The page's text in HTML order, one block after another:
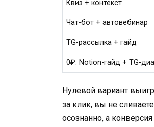
Квиз + контекст
Чат-бот + автовебинар
TG-рассылка + гайд
0₽: Notion-гайд + TG-
Нулевой вариант
за клик, вы не
осознанно, а конверсия